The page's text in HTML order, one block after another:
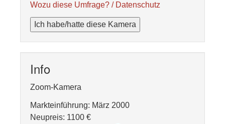
Wozu diese Umfrage? / Datenschutz
Ich habe/hatte diese Kamera
Info
Zoom-Kamera
Markteinführung: März 2000
Neupreis: 1100 €